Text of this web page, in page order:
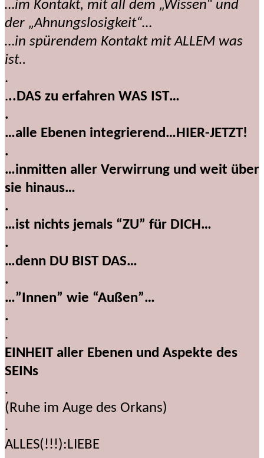
…im Kontakt, mit all dem „Wissen“ und
der „Ahnungslosigkeit“…
…in spürendem Kontakt mit ALLEM was
ist..
.
...DAS zu erfahren WAS IST…
.
…alle Ebenen integrierend…HIER-JETZT!
.
…inmitten aller Verwirrung und weit über
sie hinaus…
.
…ist nichts jemals “ZU” für DICH…
.
…denn DU BIST DAS…
.
…”Innen” wie “Außen”…
.
.
EINHEIT aller Ebenen und Aspekte des
SEINs
.
(Ruhe im Auge des Orkans)
.
ALLES(!!!):LIEBE